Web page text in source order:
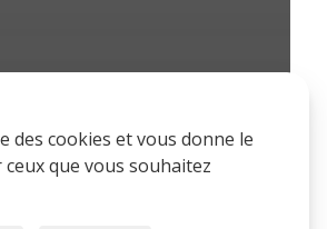
des cookies et vous donne le
que vous souhaitez